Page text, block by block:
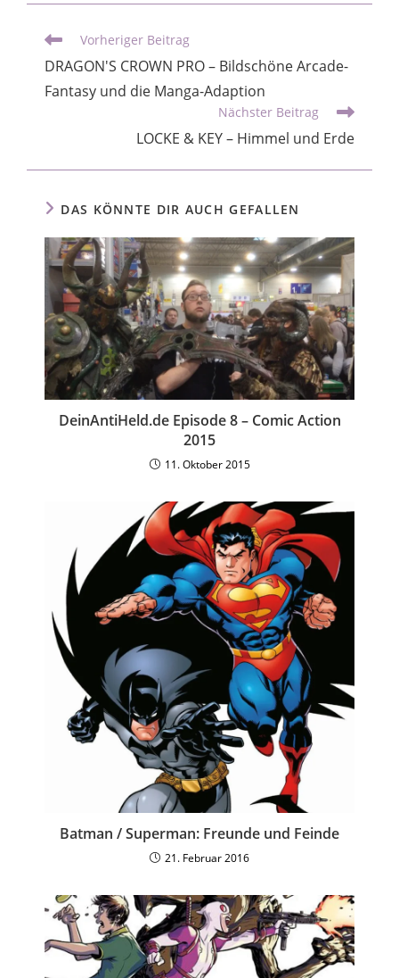
Vorheriger Beitrag
DRAGON'S CROWN PRO – Bildschöne Arcade-
Fantasy und die Manga-Adaption
Nächster Beitrag
LOCKE & KEY – Himmel und Erde
DAS KÖNNTE DIR AUCH GEFALLEN
DeinAntiHeld.de Episode 8 – Comic Action
2015
11. Oktober 2015
Batman / Superman: Freunde und Feinde
21. Februar 2016